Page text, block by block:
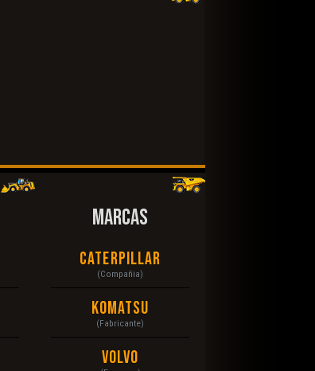
MARCAS
Caterpillar
(Compañia)
Komatsu
(Fabricante)
Volvo